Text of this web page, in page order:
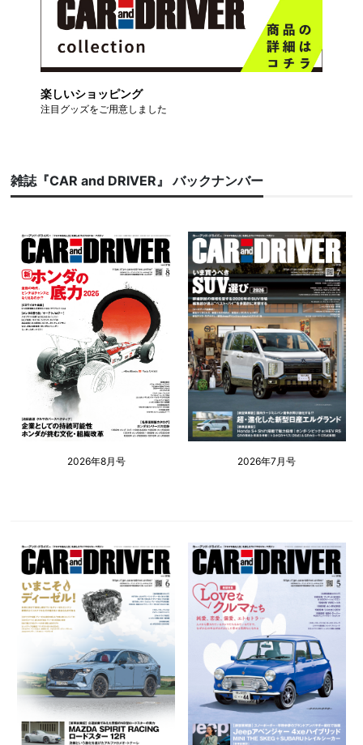
楽しいショッピング
注目グッズをご用意しました
雑誌『CAR and DRIVER』 バックナンバー
2026年8月号 2026年7月号